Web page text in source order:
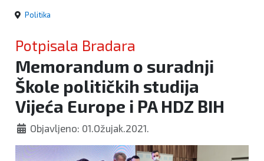
Politika
Potpisala Bradara
Memorandum o suradnji
Škole političkih studija
Vijeća Europe i PA HDZ BIH
Objavljeno: 01.Ožujak.2021.